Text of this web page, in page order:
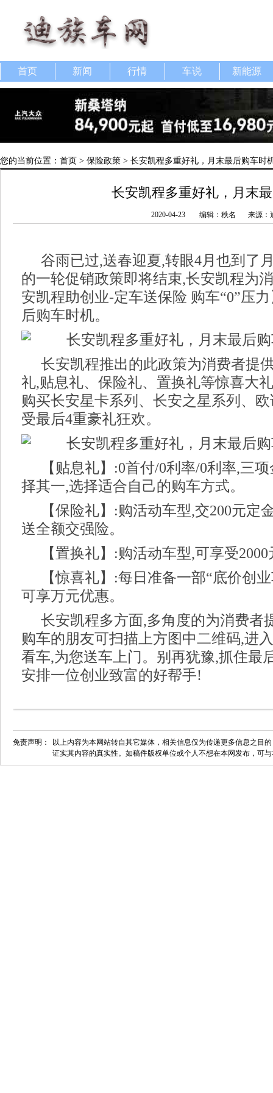
首页 新闻 行情 车说 新能源
您的当前位置： 首页 > 保险政策 > 长安凯程多重好礼，月末最后购车时
长安凯程多重好礼，月末
2020-04-23 编辑：秩名 来源：
谷雨已过,送春迎夏,转眼4月也到了
的一轮促销政策即将结束,长安凯程为
安凯程助创业-定车送保险 购车“0”压
后购车时机。
长安凯程推出的此政策为消费者提
礼,贴息礼、保险礼、置换礼等惊喜大
购买长安星卡系列、长安之星系列、
受最后4重豪礼狂欢。
【贴息礼】:0首付/0利率/0利率,三
择其一,选择适合自己的购车方式。
【保险礼】:购活动车型,交200元定
送全额交强险。
【置换礼】:购活动车型,可享受
【惊喜礼】:每日准备一部“底价创
可享万元优惠。
长安凯程多方面,多角度的为消费者
购车的朋友可扫描上方图中二维码,进
看车,为您送车上门。别再犹豫,抓住最
安排一位创业致富的好帮手!
免责声明：
以上内容为本网站转自其它媒体，相关信息仅为传递更多信息之目
证实其内容的真实性。如稿件版权单位或个人不想在本网发布，可